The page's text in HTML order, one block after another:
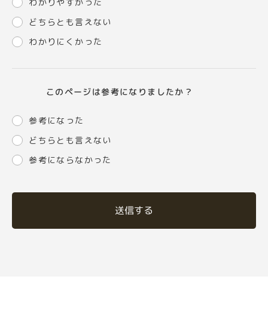
わかりやすかった
どちらとも言えない
わかりにくかった
このページは参考になりましたか？
参考になった
どちらとも言えない
参考にならなかった
送信する